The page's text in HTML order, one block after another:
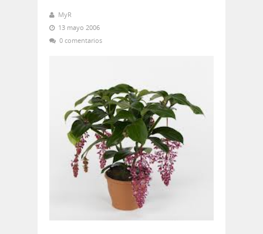
MyR
13 mayo 2006
0 comentarios